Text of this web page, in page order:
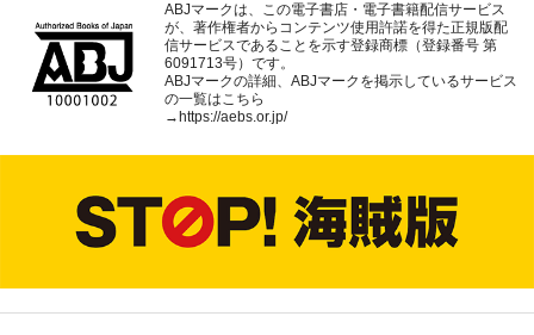
ABJマークは、この電子書店・電子書籍配信サービス
が、著作権者からコンテンツ使用許諾を得た正規版配
信サービスであることを示す登録商標（登録番号 第
6091713号）です。
ABJマークの詳細、ABJマークを掲示しているサービス
の一覧はこちら
→ https://aebs.or.jp/